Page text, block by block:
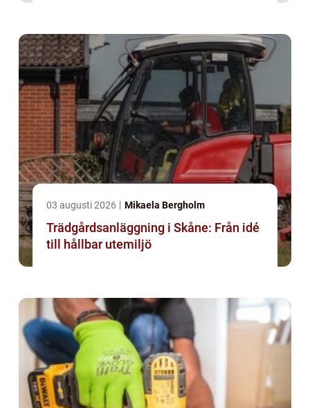
03 augusti 2026 Mikaela Bergholm
Trädgårdsanläggning i Skåne: Från idé
till hållbar utemiljö